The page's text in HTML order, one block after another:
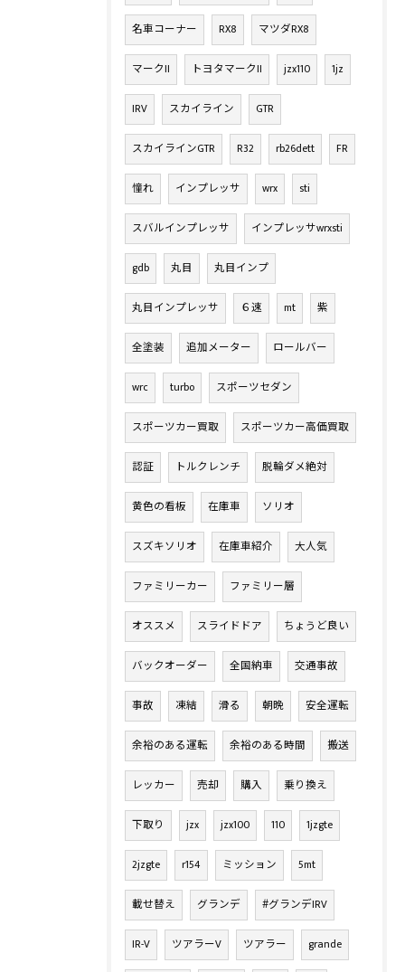
名車コーナー RX8 マツダRX8
マークII トヨタマークII jzx110 1jz
IRV スカイライン GTR
スカイラインGTR R32 rb26dett FR
憧れ インプレッサ wrx sti
スバルインプレッサ インプレッサwrxsti
gdb 丸目 丸目インプ
丸目インプレッサ ６速 mt 紫
全塗装 追加メーター ロールバー
wrc turbo スポーツセダン
スポーツカー買取 スポーツカー高価買取
認証 トルクレンチ 脱輪ダメ絶対
黄色の看板 在庫車 ソリオ
スズキソリオ 在庫車紹介 大人気
ファミリーカー ファミリー層
オススメ スライドドア ちょうど良い
バックオーダー 全国納車 交通事故
事故 凍結 滑る 朝晩 安全運転
余裕のある運転 余裕のある時間 搬送
レッカー 売却 購入 乗り換え
下取り jzx jzx100 110 1jzgte
2jzgte r154 ミッション 5mt
載せ替え グランデ #グランデIRV
IR-V ツアラーV ツアラー grande